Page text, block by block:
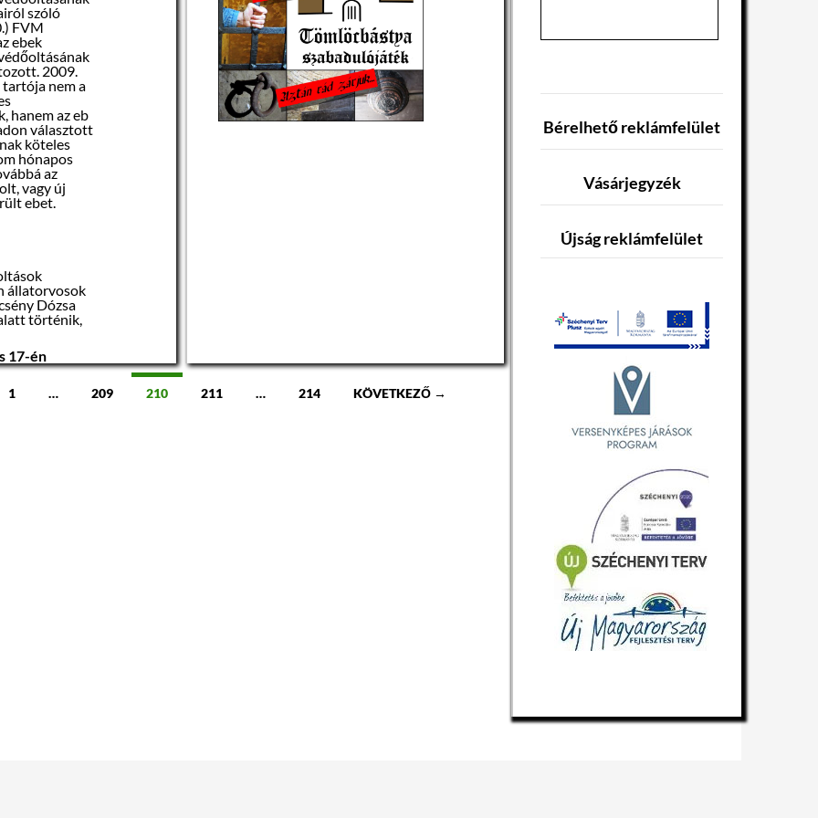
29-én
majd az
a
8-16óra
hogy
kijelölt
vagy a
kívül
szóló
FVM
ebek
2009.
nem a
hanem az eb
választott
köteles
hónapos
az
vagy új
ebet.
állatorvosok
Dózsa
történik,
17-én
1700-1800
1 … 209 210 211 … 214 KÖVETKEZŐ →
Bérelhető reklámfelület
Vásárjegyzék
Újság reklámfelület